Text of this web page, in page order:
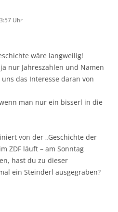
Uhr
wäre langweilig!
nur Jahreszahlen und Namen
das Interesse daran von
man nur ein bisserl in die
von der „Geschichte der
ZDF läuft – am Sonntag
hast du zu dieser
ein Steinderl ausgegraben?